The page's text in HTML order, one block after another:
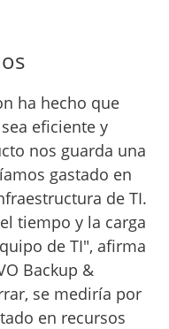
ha hecho que
eficiente y
nos guarda una
gastado en
de TI.
tiempo y la carga
de TI", afirma
Backup &
se mediría por
en recursos